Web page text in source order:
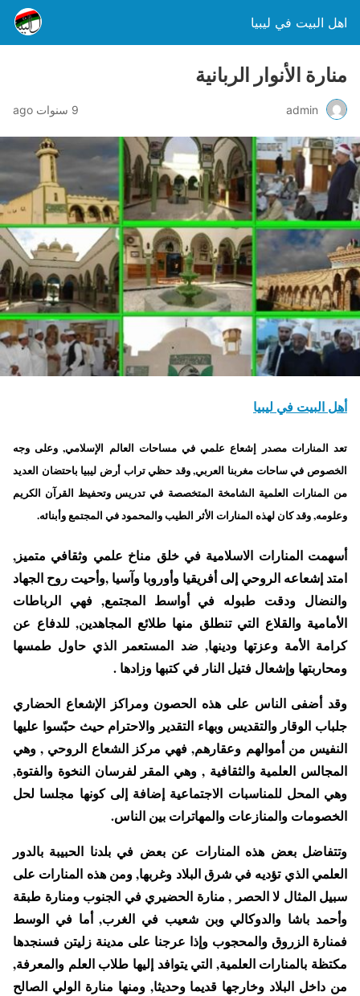
اهل البيت في ليبيا
منارة الأنوار الربانية
admin 9 سنوات ago
أهل البيت في ليبيا
تعد المنارات مصدر إشعاع علمي في مساحات العالم الإسلامي, وعلى وجه
الخصوص في ساحات مغربنا العربي, وقد حظي تراب أرض ليبيا باحتضان العديد
من المنارات العلمية الشامخة المتخصصة في تدريس وتحفيظ القرآن الكريم
وعلومه, وقد كان لهذه المنارات الأثر الطيب والمحمود في المجتمع وأبنائه.
أسهمت المنارات الاسلامية في خلق مناخ علمي وثقافي متميز,
امتد إشعاعه الروحي إلى أفريقيا وأوروبا وآسيا ,وأحيت روح الجهاد
والنضال ودقت طبوله في أواسط المجتمع, فهي الرباطات
الأمامية والقلاع التي تنطلق منها طلائع المجاهدين, للدفاع عن
كرامة الأمة وعزتها ودينها, ضد المستعمر الذي حاول طمسها
ومحاربتها وإشعال فتيل النار في كتبها وزادها .
وقد أضفى الناس على هذه الحصون ومراكز الإشعاع الحضاري
جلباب الوقار والتقديس وبهاء التقدير والاحترام حيث حبّسوا عليها
النفيس من أموالهم وعقارهم, فهي مركز الشعاع الروحي , وهي
المجالس العلمية والثقافية , وهي المقر لفرسان النخوة والفتوة,
وهي المحل للمناسبات الاجتماعية إضافة إلى كونها مجلسا لحل
الخصومات والمنازعات والمهاترات بين الناس.
وتتفاضل بعض هذه المنارات عن بعض في بلدنا الحبيبة بالدور
العلمي الذي تؤديه في شرق البلاد وغربها, ومن هذه المنارات على
سبيل المثال لا الحصر , منارة الحضيري في الجنوب ومنارة طبقة
وأحمد باشا والدوكالي وبن شعيب في الغرب, أما في الوسط
فمنارة الزروق والمحجوب وإذا عرجنا على مدينة زليتن فسنجدها
مكتظة بالمنارات العلمية, التي يتوافد إليها طلاب العلم والمعرفة,
من داخل البلاد وخارجها قديما وحديثا, ومنها منارة الولي الصالح